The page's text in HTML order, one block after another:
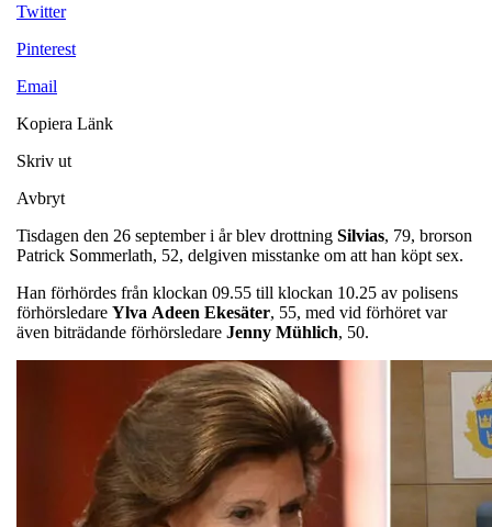
Twitter
Pinterest
Email
Kopiera Länk
Skriv ut
Avbryt
Tisdagen den 26 september i år blev drottning Silvias, 79, brorson
Patrick Sommerlath, 52, delgiven misstanke om att han köpt sex.
Han förhördes från klockan 09.55 till klockan 10.25 av polisens
förhörsledare Ylva Adeen Ekesäter, 55, med vid förhöret var
även biträdande förhörsledare Jenny Mühlich, 50.